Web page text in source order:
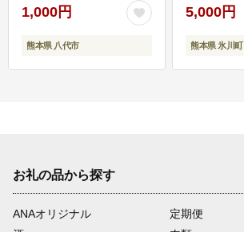
1,000円
熊本県 八代市
5,000円
熊本県 氷川町
お礼の品から探す
ANAオリジナル
定期便